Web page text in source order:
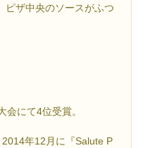
ピザ中央のソースがふつ
会にて4位受賞。
年12月に『Salute P